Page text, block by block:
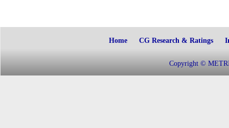
Home CG Research & Ratings
Copyright ©